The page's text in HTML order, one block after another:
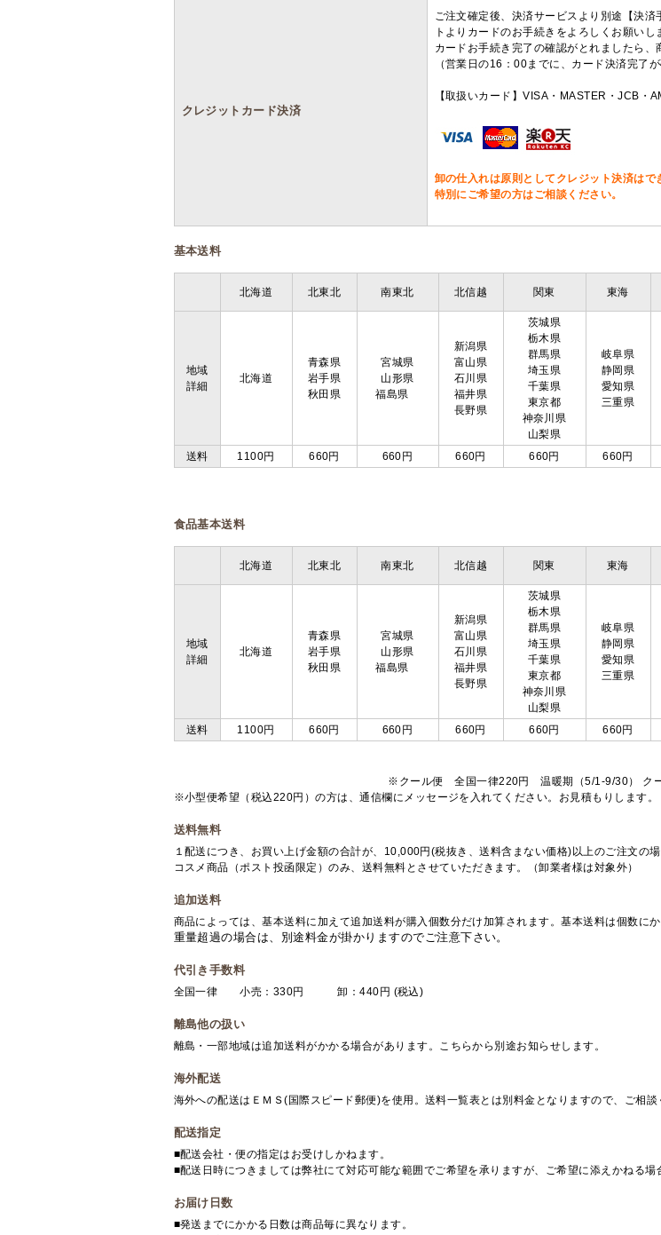
クレジットカード決済
ご注文確定後、決済サービスより別途【決
トよりカードのお手続きをよろしくお願いし
カードお手続き完了の確認がとれましたら、
（営業日の16：00までに、カード決済完了
【取扱いカード】VISA・MASTER・JCB・
卸の仕入れは原則としてクレジット決済はで
特別にご希望の方はご相談ください。
基本送料
北海道 北東北 南東北 北信越 関東 東海
地域
詳細
北海道
青森県
岩手県
秋田県
宮城県
山形県
福島県
新潟県
富山県
石川県
福井県
長野県
茨城県
栃木県
群馬県
埼玉県
千葉県
東京都
神奈川県
山梨県
岐阜県
静岡県
愛知県
三重県
送料 1100円 660円 660円 660円 660円 660円
食品基本送料
北海道 北東北 南東北 北信越 関東 東海
地域
詳細
北海道
青森県
岩手県
秋田県
宮城県
山形県
福島県
新潟県
富山県
石川県
福井県
長野県
茨城県
栃木県
群馬県
埼玉県
千葉県
東京都
神奈川県
山梨県
岐阜県
静岡県
愛知県
三重県
送料 1100円 660円 660円 660円 660円 660円
※クール便 全国一律220円 温暖期（5/1-9/30） クー
※小型便希望（税込220円）の方は、通信欄にメッセージを入れてください。お見積もりします。
送料無料
１配送につき、お買い上げ金額の合計が、10,000円(税抜き、送料含まない価格)以上のご注文の
コスメ商品（ポスト投函限定）のみ、送料無料とさせていただきます。（卸業者様は対象外）
追加送料
商品によっては、基本送料に加えて追加送料が購入個数分だけ加算されます。基本送料は個数に
重量超過の場合は、別途料金が掛かりますのでご注意下さい。
代引き手数料
全国一律 小売：330円 卸：440円 (税込)
離島他の扱い
離島・一部地域は追加送料がかかる場合があります。こちらから別途お知らせします。
海外配送
海外への配送はＥＭＳ(国際スピード郵便)を使用。送料一覧表とは別料金となりますので、ご相談
配送指定
■配送会社・便の指定はお受けしかねます。
■配送日時につきましては弊社にて対応可能な範囲でご希望を承りますが、ご希望に添えかねる場
お届け日数
■発送までにかかる日数は商品毎に異なります。